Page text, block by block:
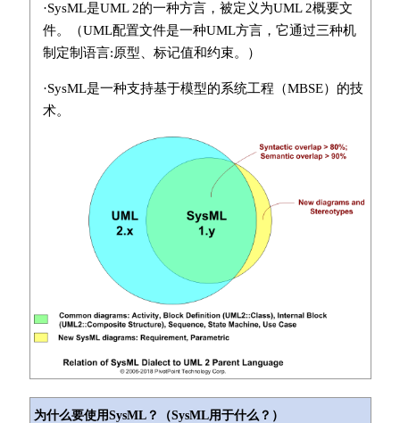
·SysML是UML 2的一种方言，被定义为UML 2概要文
件。（UML配置文件是一种UML方言，它通过三种机
制定制语言:原型、标记值和约束。）
·SysML是一种支持基于模型的系统工程（MBSE）的技
术。
为什么要使用SysML？（SysML用于什么？）